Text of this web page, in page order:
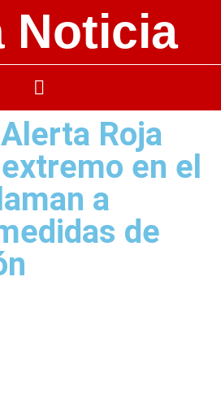
Noticia
Roja
en el
a
de